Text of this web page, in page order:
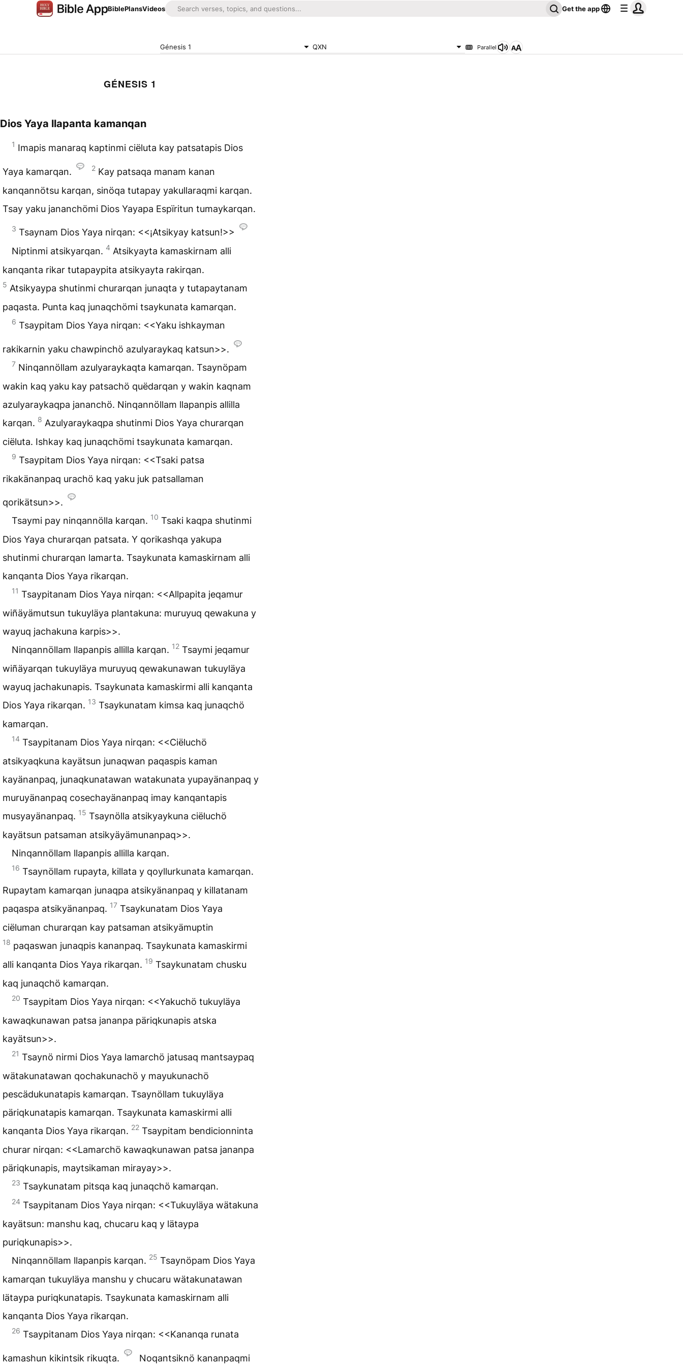
BiblePlansVideos Get the app
Génesis 1 QXN Parallel
GÉNESIS 1
Dios Yaya llapanta kamanqan
1 Imapis manaraq kaptinmi ciëluta kay patsatapis Dios
Yaya kamarqan. 2 Kay patsaqa manam kanan
kanqannötsu karqan, sinöqa tutapay yakullaraqmi karqan.
Tsay yaku jananchömi Dios Yayapa Espïritun tumaykarqan.
3 Tsaynam Dios Yaya nirqan: <<¡Atsikyay katsun!>>
Niptinmi atsikyarqan. 4 Atsikyayta kamaskirnam alli
kanqanta rikar tutapaypita atsikyayta rakirqan.
5 Atsikyaypa shutinmi churarqan junaqta y tutapaytanam
paqasta. Punta kaq junaqchömi tsaykunata kamarqan.
6 Tsaypitam Dios Yaya nirqan: <<Yaku ishkayman
rakikarnin yaku chawpinchö azulyaraykaq katsun>>.
7 Ninqannöllam azulyaraykaqta kamarqan. Tsaynöpam
wakin kaq yaku kay patsachö quëdarqan y wakin kaqnam
azulyaraykaqpa jananchö. Ninqannöllam llapanpis allilla
karqan. 8 Azulyaraykaqpa shutinmi Dios Yaya churarqan
ciëluta. Ishkay kaq junaqchömi tsaykunata kamarqan.
9 Tsaypitam Dios Yaya nirqan: <<Tsaki patsa
rikakänanpaq urachö kaq yaku juk patsallaman
qorikätsun>>.
Tsaymi pay ninqannölla karqan. 10 Tsaki kaqpa shutinmi
Dios Yaya churarqan patsata. Y qorikashqa yakupa
shutinmi churarqan lamarta. Tsaykunata kamaskirnam alli
kanqanta Dios Yaya rikarqan.
11 Tsaypitanam Dios Yaya nirqan: <<Allpapita jeqamur
wiñäyämutsun tukuyläya plantakuna: muruyuq qewakuna y
wayuq jachakuna karpis>>.
Ninqannöllam llapanpis allilla karqan. 12 Tsaymi jeqamur
wiñäyarqan tukuyläya muruyuq qewakunawan tukuyläya
wayuq jachakunapis. Tsaykunata kamaskirmi alli kanqanta
Dios Yaya rikarqan. 13 Tsaykunatam kimsa kaq junaqchö
kamarqan.
14 Tsaypitanam Dios Yaya nirqan: <<Ciëluchö
atsikyaqkuna kayätsun junaqwan paqaspis kaman
kayänanpaq, junaqkunatawan watakunata yupayänanpaq y
muruyänanpaq cosechayänanpaq imay kanqantapis
musyayänanpaq. 15 Tsaynölla atsikyaykuna ciëluchö
kayätsun patsaman atsikyäyämunanpaq>>.
Ninqannöllam llapanpis allilla karqan.
16 Tsaynöllam rupayta, killata y qoyllurkunata kamarqan.
Rupaytam kamarqan junaqpa atsikyänanpaq y killatanam
paqaspa atsikyänanpaq. 17 Tsaykunatam Dios Yaya
ciëluman churarqan kay patsaman atsikyämuptin
18 paqaswan junaqpis kananpaq. Tsaykunata kamaskirmi
alli kanqanta Dios Yaya rikarqan. 19 Tsaykunatam chusku
kaq junaqchö kamarqan.
20 Tsaypitam Dios Yaya nirqan: <<Yakuchö tukuyläya
kawaqkunawan patsa jananpa päriqkunapis atska
kayätsun>>.
21 Tsaynö nirmi Dios Yaya lamarchö jatusaq mantsaypaq
wätakunatawan qochakunachö y mayukunachö
pescädukunatapis kamarqan. Tsaynöllam tukuyläya
päriqkunatapis kamarqan. Tsaykunata kamaskirmi alli
kanqanta Dios Yaya rikarqan. 22 Tsaypitam bendicionninta
churar nirqan: <<Lamarchö kawaqkunawan patsa jananpa
päriqkunapis, maytsikaman mirayay>>.
23 Tsaykunatam pitsqa kaq junaqchö kamarqan.
24 Tsaypitanam Dios Yaya nirqan: <<Tukuyläya wätakuna
kayätsun: manshu kaq, chucaru kaq y lätaypa
puriqkunapis>>.
Ninqannöllam llapanpis karqan. 25 Tsaynöpam Dios Yaya
kamarqan tukuyläya manshu y chucaru wätakunatawan
lätaypa puriqkunatapis. Tsaykunata kamaskirnam alli
kanqanta Dios Yaya rikarqan.
26 Tsaypitanam Dios Yaya nirqan: <<Kananqa runata
kamashun kikintsik rikuqta. Noqantsiknö kananpaqmi